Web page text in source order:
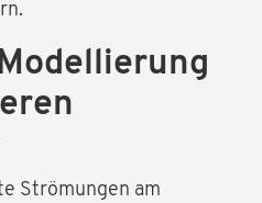
Strömungen am